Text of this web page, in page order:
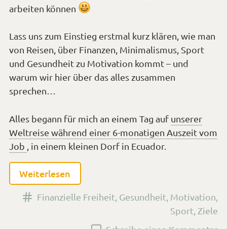
arbeiten können *Smiley
Lass uns zum Einstieg erstmal kurz klären, wie man
von Reisen, über Finanzen, Minimalismus, Sport
und Gesundheit zu Motivation kommt – und
warum wir hier über das alles zusammen
sprechen…
Alles begann für mich an einem Tag auf unserer
Weltreise während einer 6-monatigen Auszeit vom
Job
, in einem kleinen Dorf in Ecuador.
Weiterlesen
Versehen
Finanzielle Freiheit, Gesundheit, Motivation
Sport, Ziele